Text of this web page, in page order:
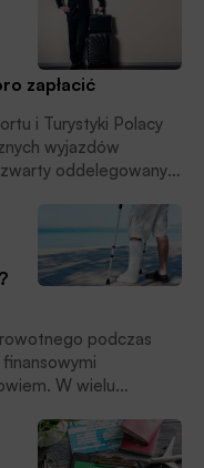
zapłacić
i Turystyki Polacy
wyjazdów
oddelegowany
lub
na niezbędne
podczas
W wielu
uprawnia do